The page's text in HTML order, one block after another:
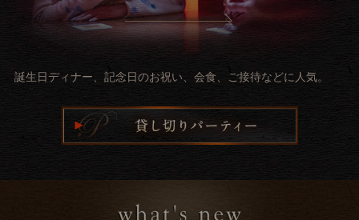
誕生日ディナー、記念日のお祝い、会食、ご接待などに人気。